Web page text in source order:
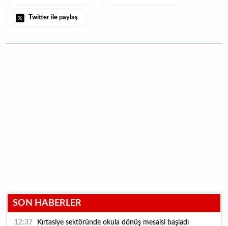
Twitter ile paylaş
SON HABERLER
12:37 Kırtasiye sektöründe okula dönüş mesaisi başladı